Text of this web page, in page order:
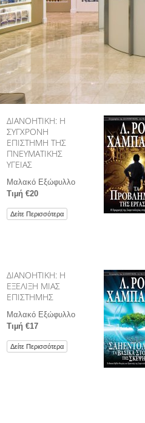
ΔΙΑΝΟΗΤΙΚΗ: Η
ΣΥΓΧΡΟΝΗ
ΕΠΙΣΤΗΜΗ ΤΗΣ
ΠΝΕΥΜΑΤΙΚΗΣ
ΥΓΕΙΑΣ
Μαλακό Εξώφυλλο
Τιµή €20
Δείτε Περισσότερα
ΔΙΑΝΟΗΤΙΚΗ: Η
ΕΞΕΛΙΞΗ ΜΙΑΣ
ΕΠΙΣΤΗΜΗΣ
Μαλακό Εξώφυλλο
Τιµή €17
Δείτε Περισσότερα